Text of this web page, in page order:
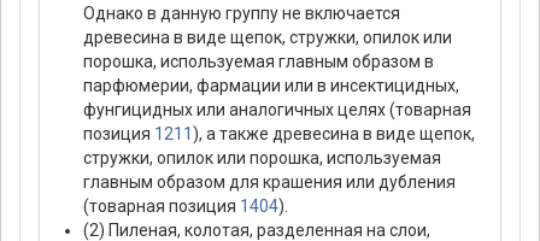
Однако в данную группу не включается
древесина в виде щепок, стружки, опилок или
порошка, используемая главным образом в
парфюмерии, фармации или в инсектицидных,
фунгицидных или аналогичных целях (товарная
позиция 1211), а также древесина в виде щепок,
стружки, опилок или порошка, используемая
главным образом для крашения или дубления
(товарная позиция 1404).
(2) Пиленая, колотая, разделенная на слои,